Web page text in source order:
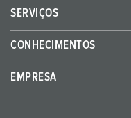
SERVIÇOS
CONHECIMENTOS
EMPRESA